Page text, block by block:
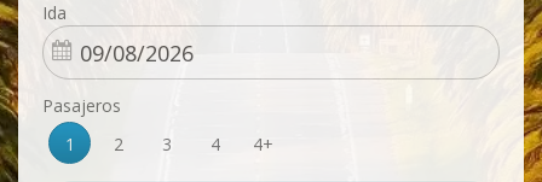
Ida
Pasajeros
1
2 3 4 4+